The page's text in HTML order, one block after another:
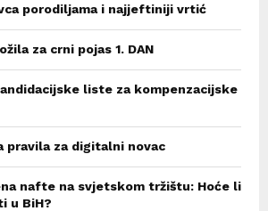
porodiljama i najjeftiniji vrtić
za crni pojas 1. DAN
liste za kompenzacijske
pravila za digitalni novac
nafte na svjetskom tržištu: Hoće li
u BiH?